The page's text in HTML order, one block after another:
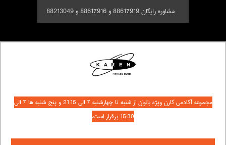
مشاوره رایگان 88617919 و 88617916 و 88213049
مجموعه آکادمی کارن ویژه بانوان از شنبه تا چهارشنبه 7 الی 21:15 و پنج شنبه ها 7 الی
15:30 برقرار است.